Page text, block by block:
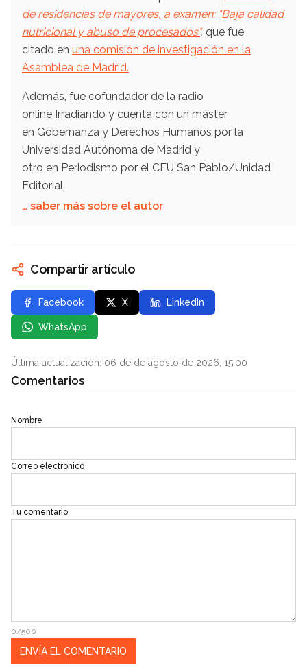
de residencias de mayores, a examen: "Baja calidad
nutricional y abuso de procesados", que fue
citado en una comisión de investigación en la
Asamblea de Madrid.
Además, fue cofundador de la radio
online Irradiando y cuenta con un máster
en Gobernanza y Derechos Humanos por la
Universidad Autónoma de Madrid y
otro en Periodismo por el CEU San Pablo/Unidad
Editorial.
… saber más sobre el autor
Compartir artículo
Facebook X LinkedIn
WhatsApp
Última actualización: 06 de de agosto de 2026, 15:00
Comentarios
Nombre
Correo electrónico
Tu comentario
0/500